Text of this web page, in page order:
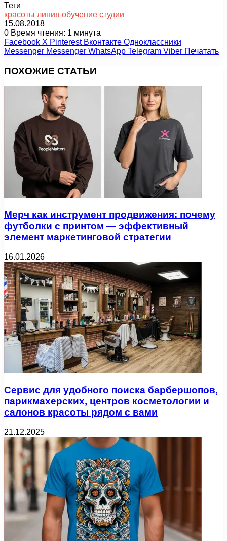
Теги
красоты линия обучение студии
15.08.2018
0 Время чтения: 1 минута
Facebook X Pinterest Вконтакте Одноклассники
Messenger Messenger WhatsApp Telegram Viber Печатать
ПОХОЖИЕ СТАТЬИ
Мерч как инструмент продвижения: почему
футболки с принтом — эффективный
элемент маркетинговой стратегии
16.01.2026
Сервис для удобного поиска барбершопов,
парикмахерских, центров косметологии и
салонов красоты рядом с вами
21.12.2025